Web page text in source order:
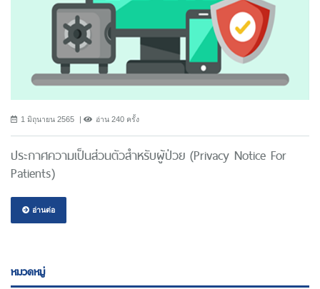
1 มิถุนายน 2565 อ่าน 240 ครั้ง
ประกาศความเป็นส่วนตัวสำหรับผู้ป่วย (Privacy Notice For
Patients)
อ่านต่อ
หมวดหมู่